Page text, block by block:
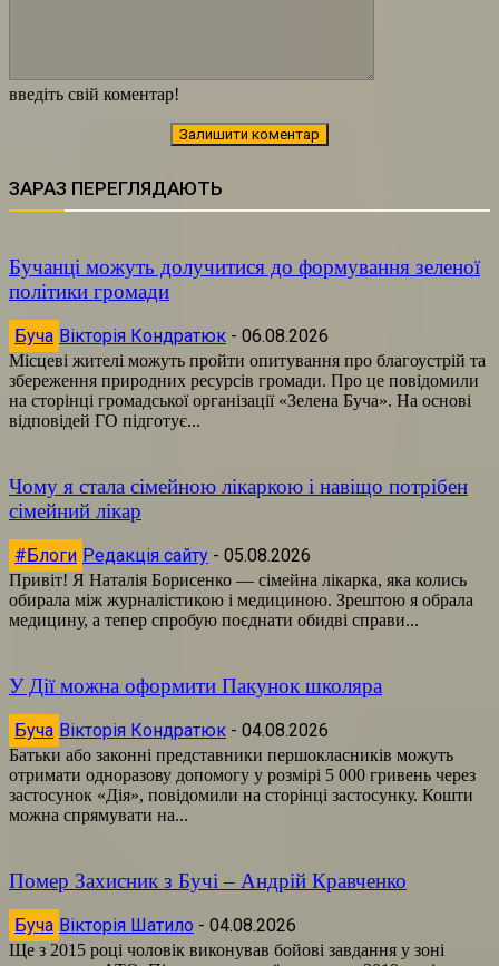
введіть свій коментар!
ЗАРАЗ ПЕРЕГЛЯДАЮТЬ
Бучанці можуть долучитися до формування зеленої
політики громади
Буча Вікторія Кондратюк - 06.08.2026
Місцеві жителі можуть пройти опитування про благоустрій та
збереження природних ресурсів громади. Про це повідомили
на сторінці громадської організації «Зелена Буча». На основі
відповідей ГО підготує...
Чому я стала сімейною лікаркою і навіщо потрібен
сімейний лікар
#Блоги Редакція сайту - 05.08.2026
Привіт! Я Наталія Борисенко — сімейна лікарка, яка колись
обирала між журналістикою і медициною. Зрештою я обрала
медицину, а тепер спробую поєднати обидві справи...
У Дії можна оформити Пакунок школяра
Буча Вікторія Кондратюк - 04.08.2026
Батьки або законні представники першокласників можуть
отримати одноразову допомогу у розмірі 5 000 гривень через
застосунок «Дія», повідомили на сторінці застосунку. Кошти
можна спрямувати на...
Помер Захисник з Бучі – Андрій Кравченко
Буча Вікторія Шатило - 04.08.2026
Ще з 2015 році чоловік виконував бойові завдання у зоні